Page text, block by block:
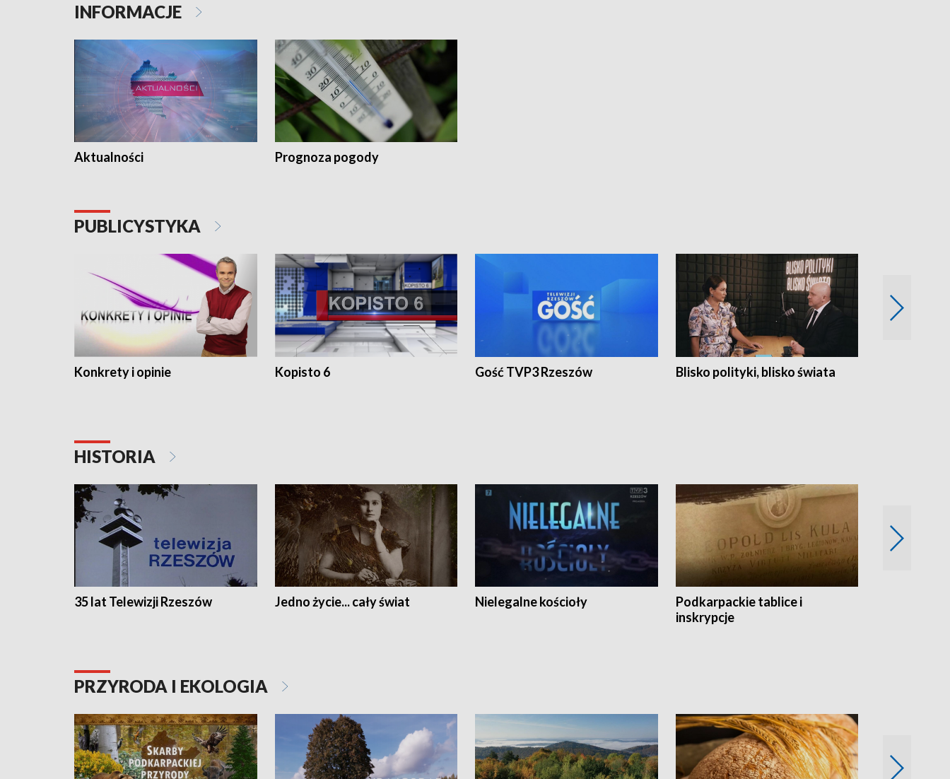
INFORMACJE
Aktualności Prognoza pogody
PUBLICYSTYKA
Konkrety i opinie Kopisto 6 Gość TVP3 Rzeszów Blisko polityki, blisko świata
HISTORIA
35 lat Telewizji Rzeszów Jedno życie... cały świat Nielegalne kościoły
Podkarpackie tablice i
inskrypcje
PRZYRODA I EKOLOGIA